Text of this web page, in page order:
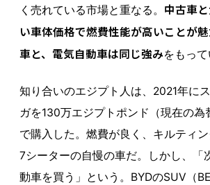
く売れている市場と重なる。 中古車
い車体価格で燃費性能が高いことが
車と、電気自動車は同じ強みをもって
知り合いのエジプト人は、2021年に
ガを130万エジプトポンド（現在の為
で購入した。燃費が良く、キルティ
7シーターの自慢の車だ。しかし、「
動車を買う」という。BYDのSUV（